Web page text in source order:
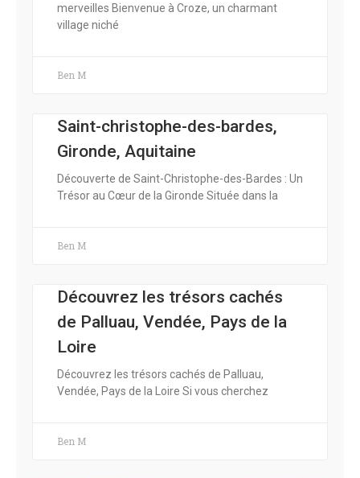
merveilles Bienvenue à Croze, un charmant
village niché
Ben M
Saint-christophe-des-bardes,
Gironde, Aquitaine
Découverte de Saint-Christophe-des-Bardes : Un
Trésor au Cœur de la Gironde Située dans la
Ben M
Découvrez les trésors cachés
de Palluau, Vendée, Pays de la
Loire
Découvrez les trésors cachés de Palluau,
Vendée, Pays de la Loire Si vous cherchez
Ben M